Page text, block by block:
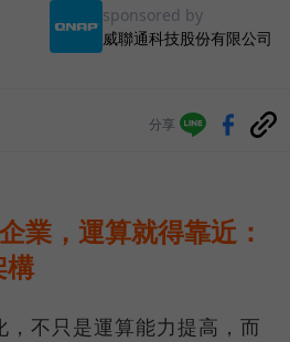
sponsored by
威聯通科技股份有限公司
分享
業，運算就得靠近：
構
不只是運算能力提高，而